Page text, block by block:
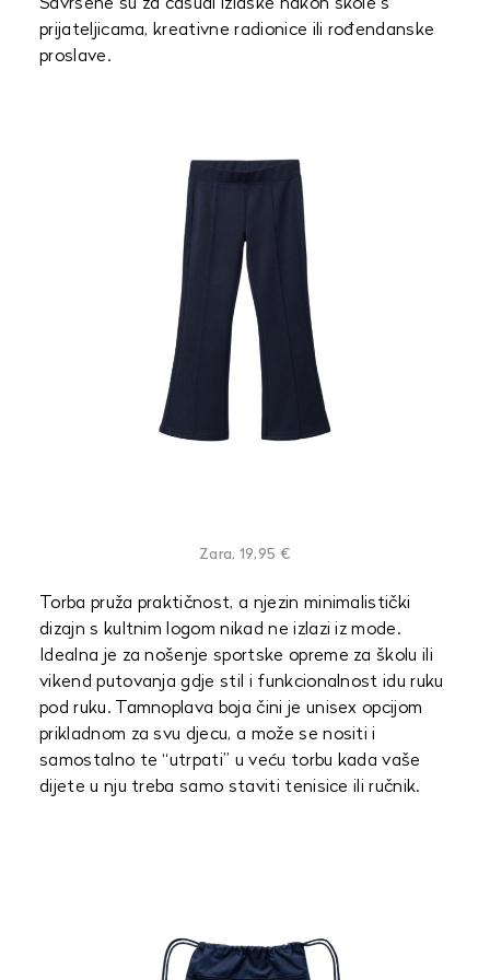
Savršene su za casual izlaske nakon škole s
prijateljicama, kreativne radionice ili rođendanske
proslave.
Zara, 19,95 €
Torba pruža praktičnost, a njezin minimalistički
dizajn s kultnim logom nikad ne izlazi iz mode.
Idealna je za nošenje sportske opreme za školu ili
vikend putovanja gdje stil i funkcionalnost idu ruku
pod ruku. Tamnoplava boja čini je unisex opcijom
prikladnom za svu djecu, a može se nositi i
samostalno te “utrpati” u veću torbu kada vaše
dijete u nju treba samo staviti tenisice ili ručnik.